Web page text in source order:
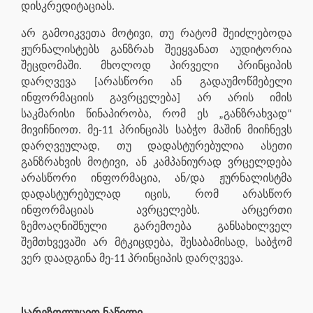
დისკრედიტაციას.
არ გამოიკვეთა მოტივი, თუ რატომ შეიძლებოდა
ჟურნალისტებს განზრახ შეეყვანათ აუდიტორია
შეცდომაში. მხოლოდ პირველი პრინციპის
დარღვევა [არასწორი ან გადაუმოწმებელი
ინფორმაციის გავრცელება] არ არის იმის
საკმარისი წინაპირობა, რომ ეს „განზრახვად“
მივიჩნიოთ. მე-11 პრინციპს საბჭო მაშინ მიიჩნევს
დარღვეულად, თუ დადასტურებულია ასეთი
განზრახვის მოტივი, ან კამპანიურად ვრცელდება
არასწორი ინფორმაცია, ან/და ჟურნალისტმა
დადასტურებულად იცის, რომ არასწორ
ინფორმაციას ავრცელებს. არცერთი
ზემოაღნიშნული გარემოება განსახილველ
შემთხვევაში არ მტკიცდება, შესაბამისად, საბჭომ
ვერ დაადგინა მე-11 პრინციპის დარღვევა.